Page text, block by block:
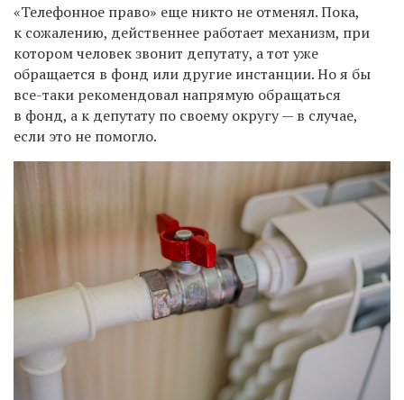
«Телефонное право» еще никто не отменял. Пока,
к сожалению, действеннее работает механизм, при
котором человек звонит депутату, а тот уже
обращается в фонд или другие инстанции. Но я бы
все-таки рекомендовал напрямую обращаться
в фонд, а к депутату по своему округу — в случае,
если это не помогло.